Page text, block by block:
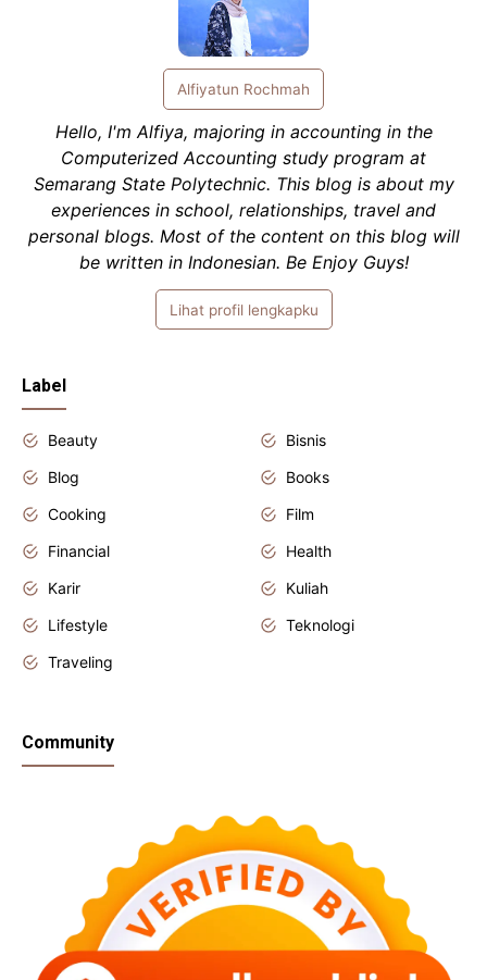
Alfiyatun Rochmah
Hello, I'm Alfiya, majoring in accounting in the
Computerized Accounting study program at
Semarang State Polytechnic. This blog is about my
experiences in school, relationships, travel and
personal blogs. Most of the content on this blog will
be written in Indonesian. Be Enjoy Guys!
Lihat profil lengkapku
Label
Beauty
Bisnis
Blog
Books
Cooking
Film
Financial
Health
Karir
Kuliah
Lifestyle
Teknologi
Traveling
Community